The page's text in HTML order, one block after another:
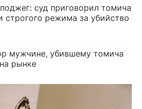
суд приговорил томича
строгого режима за убийство
мужчине, убившему томича
рынке